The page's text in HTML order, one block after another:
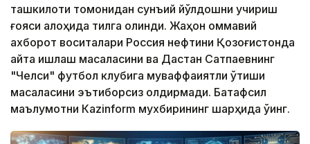
ташкилоти томонидан сунъий йўлдошни учириш
ғояси алоҳида тилга олинди. Жаҳон оммавий
ахборот воситалари Россия нефтини Қозоғистонда
қайта ишлаш масаласини ва Дастан Сатпаевнинг
"Челси" футбол клубига муваффақиятли ўтиши
масаласини эътиборсиз қолдирмади. Батафсил
маълумотни Кazinform мухбирининг шарҳида ўқинг.